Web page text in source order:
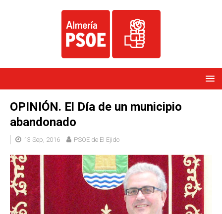
OPINIÓN. El Día de un municipio
abandonado
13 Sep, 2016 PSOE de El Ejido